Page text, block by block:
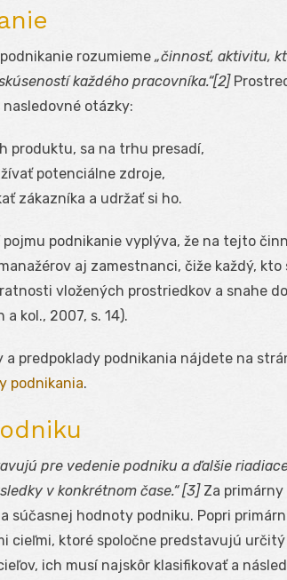
rozumieme „činnosť, aktivitu,
každého pracovníka.“[2]
nasledovné otázky:
produktu, sa na trhu presadí,
potenciálne zdroje,
zákazníka a udržať si ho.
pojmu podnikanie vyplýva, že na tejto
aj zamestnanci, čiže každý,
vložených prostriedkov a snahe
kol., 2007, s. 14).
a predpoklady podnikania nájdete na
podnikania.
pre vedenie podniku a ďalšie
v konkrétnom čase.“ [3]Za primárny
súčasnej hodnoty podniku. Popri
cieľmi, ktoré spoločne predstavujú určitý
ich musí najskôr klasifikovať a